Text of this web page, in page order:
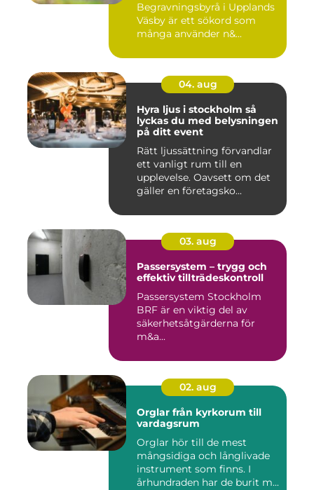
Begravningsbyrå i Upplands
Väsby är ett sökord som
många använder n&...
04. aug
Hyra ljus i stockholm så
lyckas du med belysningen
på ditt event
Rätt ljussättning förvandlar
ett vanligt rum till en
upplevelse. Oavsett om det
gäller en företagsko...
03. aug
Passersystem – trygg och
effektiv tillträdeskontroll
Passersystem Stockholm
BRF är en viktig del av
säkerhetsåtgärderna för
m&a...
02. aug
Orglar från kyrkorum till
vardagsrum
Orglar hör till de mest
mångsidiga och långlivade
instrument som finns. I
århundraden har de burit m...